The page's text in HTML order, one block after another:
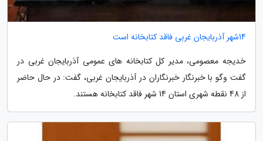
14شهر آذربایجان غربی فاقد کتابخانه است
خدیجه معصومی، مدیر کل کتابخانه های عمومی آذربایجان غربی در
گفت وگو با خبرنگار خبرنگاران در آذربایجان غربی، گفت: در حال حاضر
از 48 نقطه شهری استان 14 شهر فاقد کتابخانه هستند.